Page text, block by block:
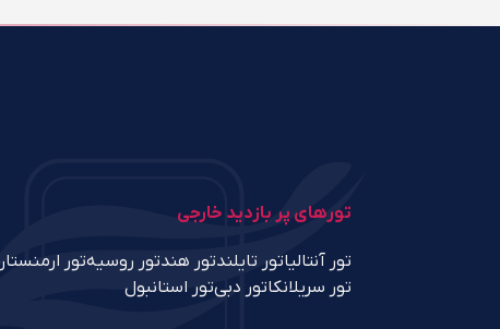
تورهای پر بازدید خارجی
تور آنتالیاتور تایلندتور هندتور روسیهتور
تور سریلانکاتور دبیتور استانبول